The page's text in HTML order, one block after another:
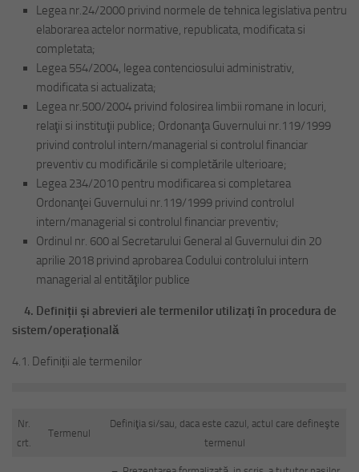
Legea nr.24/2000 privind normele de tehnica legislativa pentru
elaborarea actelor normative, republicata, modificata si
completata;
Legea 554/2004, legea contenciosului administrativ,
modificata si actualizata;
Legea nr.500/2004 privind folosirea limbii romane in locuri,
relaţii si instituţii publice; Ordonanţa Guvernului nr.119/1999
privind controlul intern/managerial si controlul financiar
preventiv cu modificările si completările ulterioare;
Legea 234/2010 pentru modificarea si completarea
Ordonanţei Guvernului nr.119/1999 privind controlul
intern/managerial si controlul financiar preventiv;
Ordinul nr. 600 al Secretarului General al Guvernului din 20
aprilie 2018 privind aprobarea Codului controlului intern
managerial al entităţilor publice
4. Definiții și abrevieri ale termenilor utilizați în procedura de
sistem/operațională
4.1. Definiții ale termenilor
Nr.
crt.
Termenul
Definiţia si/sau, daca este cazul, actul care defineşte
termenul